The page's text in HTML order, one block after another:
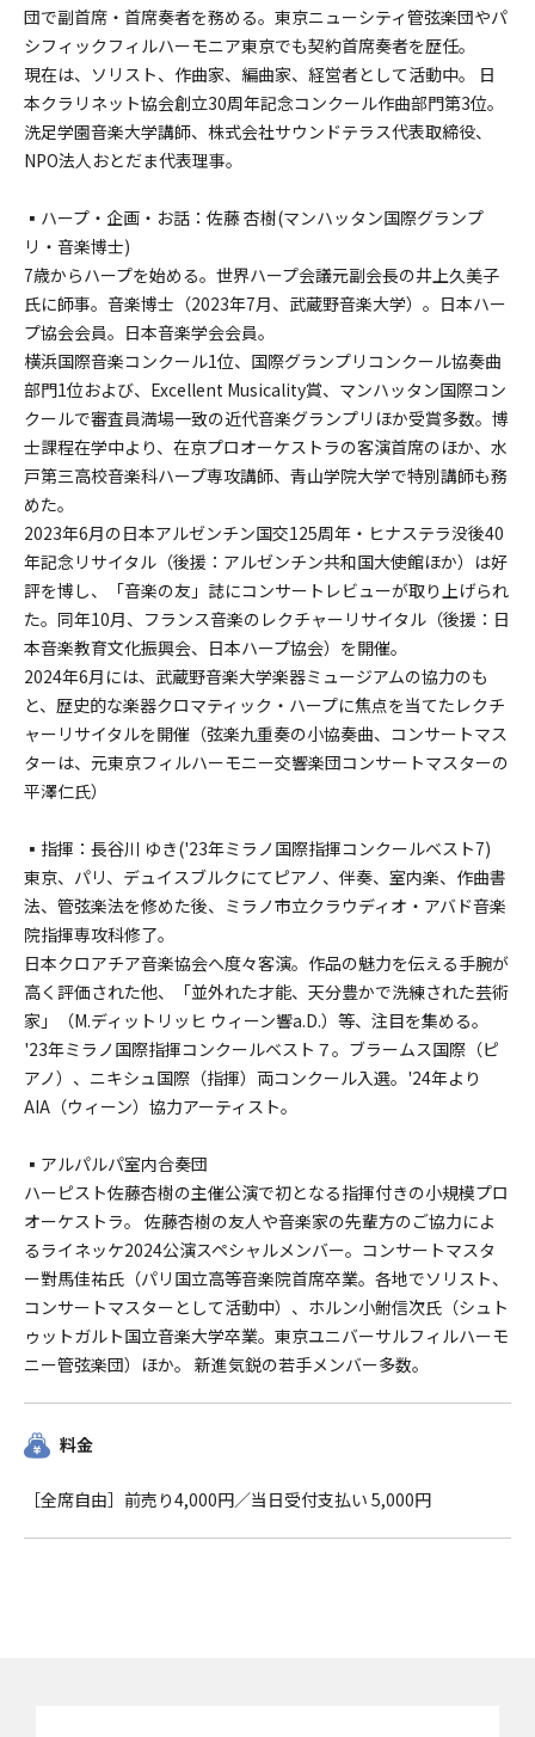
団で副首席・首席奏者を務める。東京ニューシティ管弦楽団やパ
シフィックフィルハーモニア東京でも契約首席奏者を歴任。
現在は、ソリスト、作曲家、編曲家、経営者として活動中。 日
本クラリネット協会創立30周年記念コンクール作曲部門第3位。
洗足学園音楽大学講師、株式会社サウンドテラス代表取締役、
NPO法人おとだま代表理事。
▪︎ハープ・企画・お話：佐藤 杏樹(マンハッタン国際グランプ
リ・音楽博士)
7歳からハープを始める。世界ハープ会議元副会長の井上久美子
氏に師事。音楽博士（2023年7月、武蔵野音楽大学）。日本ハー
プ協会会員。日本音楽学会会員。
横浜国際音楽コンクール1位、国際グランプリコンクール協奏曲
部門1位および、Excellent Musicality賞、マンハッタン国際コン
クールで審査員満場一致の近代音楽グランプリほか受賞多数。博
士課程在学中より、在京プロオーケストラの客演首席のほか、水
戸第三高校音楽科ハープ専攻講師、青山学院大学で特別講師も務
めた。
2023年6月の日本アルゼンチン国交125周年・ヒナステラ没後40
年記念リサイタル（後援：アルゼンチン共和国大使館ほか）は好
評を博し、「音楽の友」誌にコンサートレビューが取り上げられ
た。同年10月、フランス音楽のレクチャーリサイタル（後援：日
本音楽教育文化振興会、日本ハープ協会）を開催。
2024年6月には、武蔵野音楽大学楽器ミュージアムの協力のも
と、歴史的な楽器クロマティック・ハープに焦点を当てたレクチ
ャーリサイタルを開催（弦楽九重奏の小協奏曲、コンサートマス
ターは、元東京フィルハーモニー交響楽団コンサートマスターの
平澤仁氏）
▪︎指揮：長谷川 ゆき('23年ミラノ国際指揮コンクールベスト7)
東京、パリ、デュイスブルクにてピアノ、伴奏、室内楽、作曲書
法、管弦楽法を修めた後、ミラノ市立クラウディオ・アバド音楽
院指揮専攻科修了。
日本クロアチア音楽協会へ度々客演。作品の魅力を伝える手腕が
高く評価された他、「並外れた才能、天分豊かで洗練された芸術
家」（M.ディットリッヒ ウィーン響a.D.）等、注目を集める。
'23年ミラノ国際指揮コンクールベスト７。ブラームス国際（ピ
アノ）、ニキシュ国際（指揮）両コンクール入選。'24年より
AIA（ウィーン）協力アーティスト。
▪︎アルパルパ室内合奏団
ハーピスト佐藤杏樹の主催公演で初となる指揮付きの小規模プロ
オーケストラ。 佐藤杏樹の友人や音楽家の先輩方のご協力によ
るライネッケ2024公演スペシャルメンバー。コンサートマスタ
ー對馬佳祐氏（パリ国立高等音楽院首席卒業。各地でソリスト、
コンサートマスターとして活動中）、ホルン小鮒信次氏（シュト
ゥットガルト国立音楽大学卒業。東京ユニバーサルフィルハーモ
ニー管弦楽団）ほか。 新進気鋭の若手メンバー多数。
料金
［全席自由］前売り4,000円／当日受付支払い 5,000円